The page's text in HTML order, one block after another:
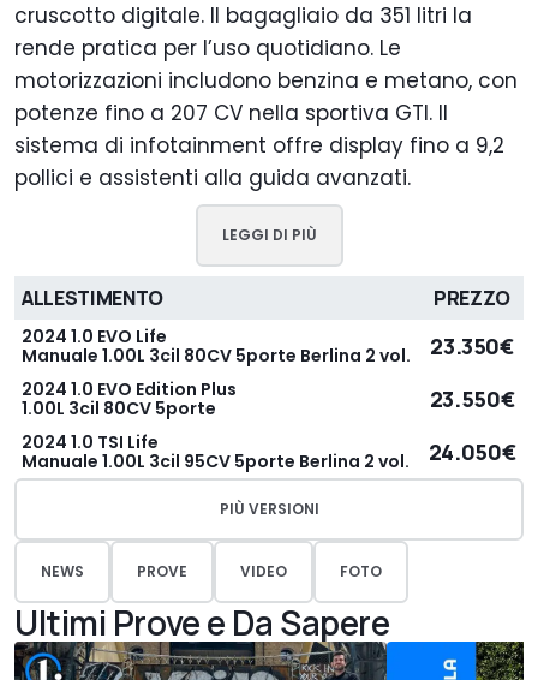
cruscotto digitale. Il bagagliaio da 351 litri la
rende pratica per l’uso quotidiano. Le
motorizzazioni includono benzina e metano, con
potenze fino a 207 CV nella sportiva GTI. Il
sistema di infotainment offre display fino a 9,2
pollici e assistenti alla guida avanzati.
LEGGI DI PIÙ
ALLESTIMENTO PREZZO
2024 1.0 EVO Life
Manuale 1.00L 3cil 80CV 5porte Berlina 2 vol.
23.350€
2024 1.0 EVO Edition Plus
1.00L 3cil 80CV 5porte
23.550€
2024 1.0 TSI Life
Manuale 1.00L 3cil 95CV 5porte Berlina 2 vol.
24.050€
PIÙ VERSIONI
NEWS PROVE VIDEO FOTO
Ultimi Prove e Da Sapere